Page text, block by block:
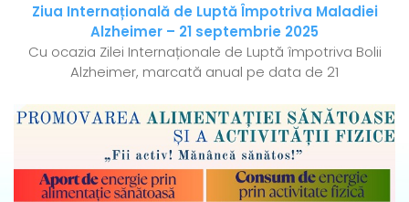
Ziua Internațională de Luptă Împotriva Maladiei
Alzheimer – 21 septembrie 2025
Cu ocazia Zilei Internaționale de Luptă împotriva Bolii
Alzheimer, marcată anual pe data de 21